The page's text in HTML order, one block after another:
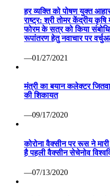
हर व्यक्ति को पोषण युक्त
राष्ट्र: श्री तोमर केंद्रीय कृषि
फोरम के सत्र को किया
रूपांतरण हेतु नवाचार पर
—01/27/2021
मंत्री का बयान कलेक्टर
की शिकायत
—09/17/2020
कोरोना वैक्सीन पर रूस ने
है पहली वैक्सीन सेचेनोव
—07/13/2020